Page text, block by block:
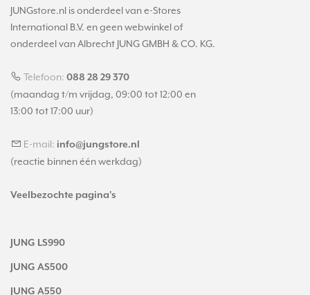
JUNGstore.nl is onderdeel van e-Stores
International B.V. en geen webwinkel of
onderdeel van Albrecht JUNG GMBH & CO. KG.
Telefoon: 088 28 29 370
(maandag t/m vrijdag, 09:00 tot 12:00 en
13:00 tot 17:00 uur)
E-mail: info@jungstore.nl
(reactie binnen één werkdag)
Veelbezochte pagina's
JUNG LS990
JUNG AS500
JUNG A550